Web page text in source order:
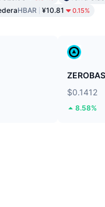
HBAR ¥10.81 0.15%
$0.1412
8.58%